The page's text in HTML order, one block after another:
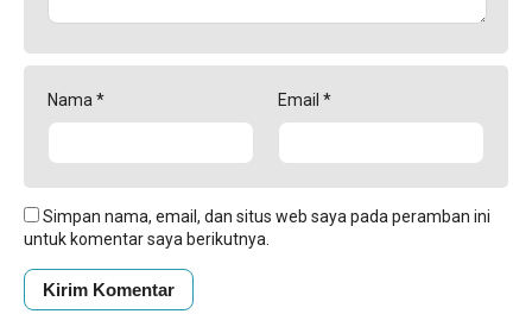
Nama * Email *
Simpan nama, email, dan situs web saya pada peramban ini
untuk komentar saya berikutnya.